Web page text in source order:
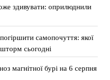
здивувати: оприлюднили
самопочуття: якої
сьогодні
магнітної бурі на 6 серпня